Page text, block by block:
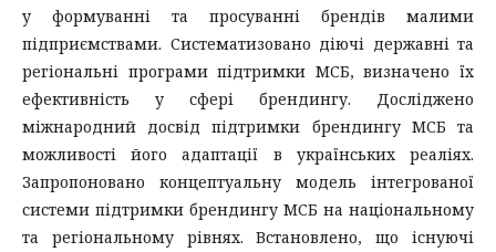
у формуванні та просуванні брендів малими
підприємствами. Систематизовано діючі державні та
регіональні програми підтримки МСБ, визначено їх
ефективність у сфері брендингу. Досліджено
міжнародний досвід підтримки брендингу МСБ та
можливості його адаптації в українських реаліях.
Запропоновано концептуальну модель інтегрованої
системи підтримки брендингу МСБ на національному
та регіональному рівнях. Встановлено, що існуючі